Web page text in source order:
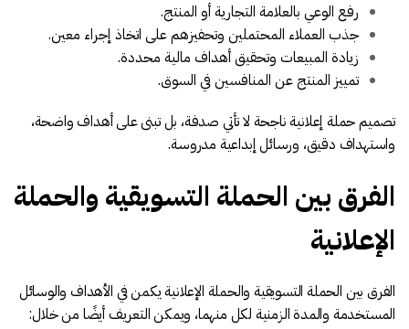
رفع الوعي بالعلامة التجارية أو المنتج.
جذب العملاء المحتملين وتحفيزهم على اتخاذ إجراء معين.
زيادة المبيعات وتحقيق أهداف مالية محددة.
تمييز المنتج عن المنافسين في السوق.
تصميم حملة إعلانية ناجحة لا تأتي صدفة، بل تبنى على أهداف واضحة،
واستهداف دقيق، ورسائل إبداعية مدروسة.
الفرق بين الحملة التسويقية والحملة
الإعلانية
الفرق بين الحملة التسويقية والحملة الإعلانية يكمن في الأهداف والوسائل
المستخدمة والمدة الزمنية لكل منهما، ويمكن التعريف أيضًا من خلال: